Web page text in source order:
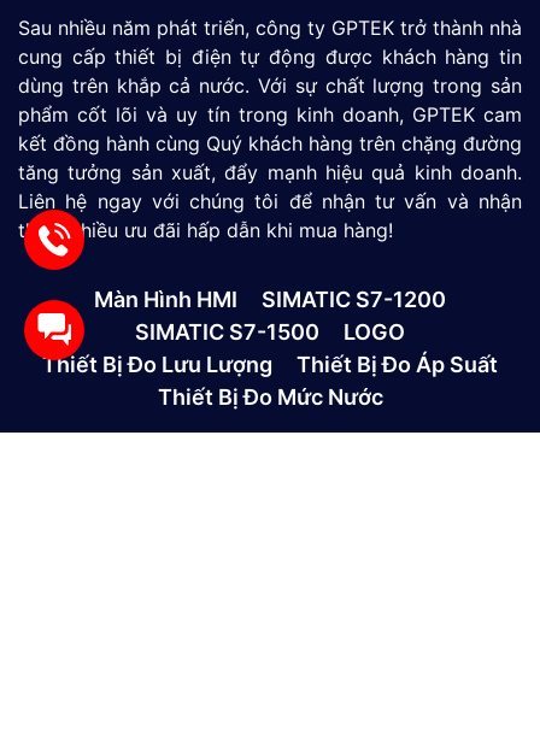
Sau nhiều năm phát triển, công ty GPTEK trở thành nhà
cung cấp thiết bị điện tự động được khách hàng tin
dùng trên khắp cả nước. Với sự chất lượng trong sản
phẩm cốt lõi và uy tín trong kinh doanh, GPTEK cam
kết đồng hành cùng Quý khách hàng trên chặng đường
tăng tưởng sản xuất, đẩy mạnh hiệu quả kinh doanh.
Liên hệ ngay với chúng tôi để nhận tư vấn và nhận
thêm nhiều ưu đãi hấp dẫn khi mua hàng!
Màn Hình HMI
SIMATIC S7-1200
SIMATIC S7-1500
LOGO
Thiết Bị Đo Lưu Lượng
Thiết Bị Đo Áp Suất
Thiết Bị Đo Mức Nước